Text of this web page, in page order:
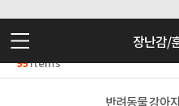
장난감/
99Items
반려동물 강아